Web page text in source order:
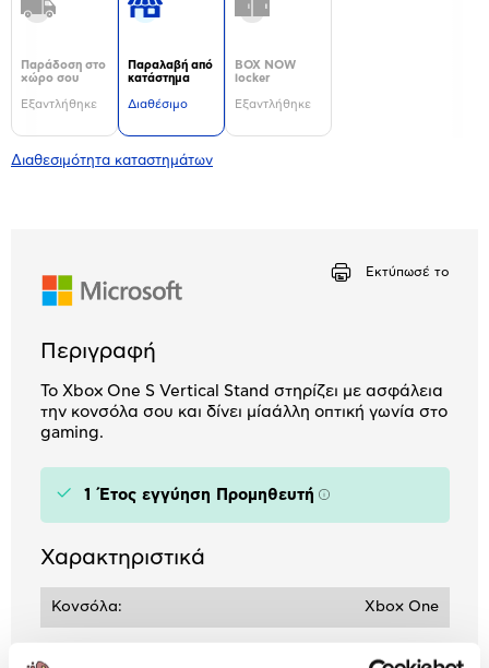
Παράδοση στο
χώρο σου
Εξαντλήθηκε
Παραλαβή από
κατάστημα
Διαθέσιμο
BOX NOW
locker
Εξαντλήθηκε
Διαθεσιμότητα καταστημάτων
Εκτύπωσέ το
Περιγραφή
Το Xbox One S Vertical Stand στηρίζει με ασφάλεια
την κονσόλα σου και δίνει μίαάλλη οπτική γωνία στο
gaming.
1 Έτος εγγύηση Προμηθευτή Πληροφορίες
Χαρακτηριστικά
Κονσόλα: Xbox One